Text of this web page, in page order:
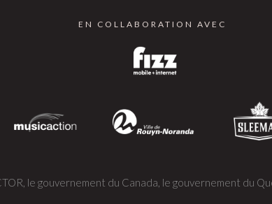
EN COLLABORATION AVEC
le gouvernement du Canada, le gouvernement du